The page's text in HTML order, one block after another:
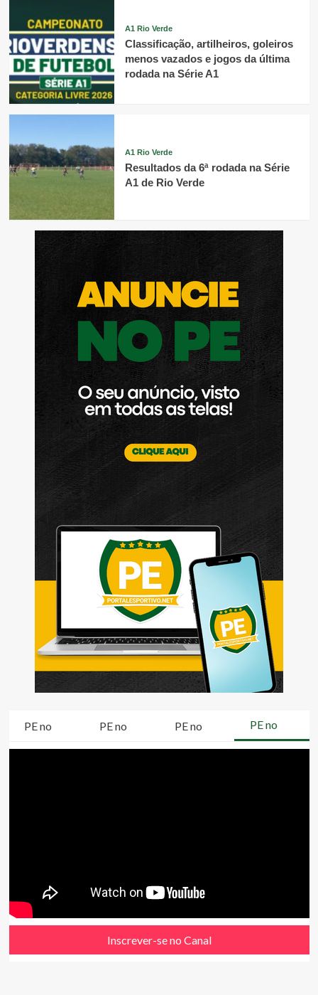
A1 Rio Verde
Classificação, artilheiros, goleiros
menos vazados e jogos da última
rodada na Série A1
A1 Rio Verde
Resultados da 6ª rodada na Série
A1 de Rio Verde
PE no PE no PE no PE no
Inscrever-se no Canal